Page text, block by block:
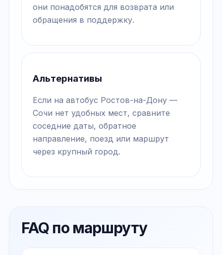
они понадобятся для возврата или
обращения в поддержку.
Альтернативы
Если на автобус Ростов-на-Дону —
Сочи нет удобных мест, сравните
соседние даты, обратное
направление, поезд или маршрут
через крупный город.
FAQ по маршруту